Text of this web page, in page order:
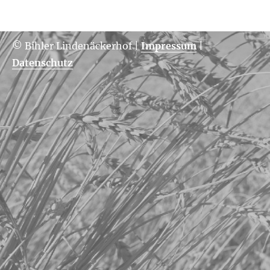
© Bihler Lindenäckerhof|Impressum|
Datenschutz